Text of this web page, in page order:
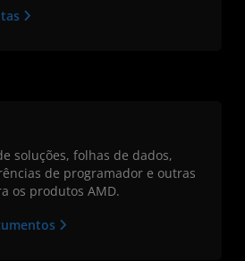
soluções, folhas de dados,
de programador e outras
os produtos AMD.